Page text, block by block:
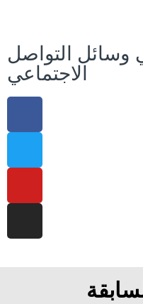
وسائل التواصل
الاجتماعي